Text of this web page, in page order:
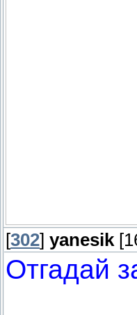
[302] yanesik
Отгадай